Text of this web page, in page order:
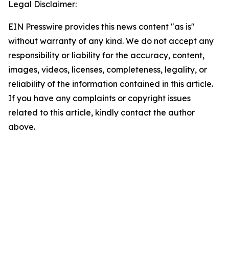
Legal Disclaimer:
EIN Presswire provides this news content "as is"
without warranty of any kind. We do not accept any
responsibility or liability for the accuracy, content,
images, videos, licenses, completeness, legality, or
reliability of the information contained in this article.
If you have any complaints or copyright issues
related to this article, kindly contact the author
above.